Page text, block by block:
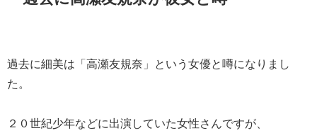
過去に細美は「高瀬友規奈」という女優と噂になりまし
た。
２０世紀少年などに出演していた女性さんですが、